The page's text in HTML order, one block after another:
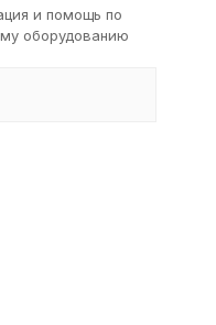
и помощь по
оборудованию